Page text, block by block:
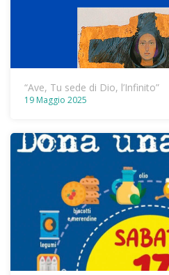
“Ave, Tu sede di Dio, l’Infinito”
19 Maggio 2025